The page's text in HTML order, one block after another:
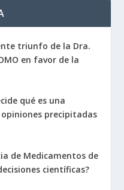
triunfo de la Dra.
en favor de la
qué es una
precipitadas
de Medicamentos de
científicas?